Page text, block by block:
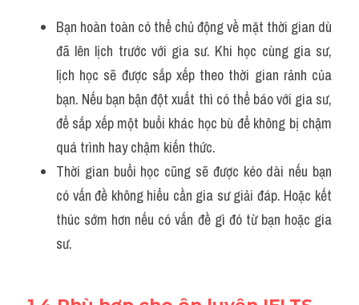
Bạn hoàn toàn có thể chủ động về mặt thời gian dù
đã lên lịch trước với gia sư. Khi học cùng gia sư,
lịch học sẽ được sắp xếp theo thời gian rảnh của
bạn. Nếu bạn bận đột xuất thì có thể báo với gia sư,
để sắp xếp một buổi khác học bù để không bị chậm
quá trình hay chậm kiến thức.
Thời gian buổi học cũng sẽ được kéo dài nếu bạn
có vấn đề không hiểu cần gia sư giải đáp. Hoặc kết
thúc sớm hơn nếu có vấn đề gì đó từ bạn hoặc gia
sư.